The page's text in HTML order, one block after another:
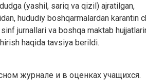
(yashil, sariq va qizil) ajratilgan,
hududiy boshqarmalardan karantin
jurnallari va boshqa maktab
haqida tavsiya berildi.
журнале и в оценках учащихся.